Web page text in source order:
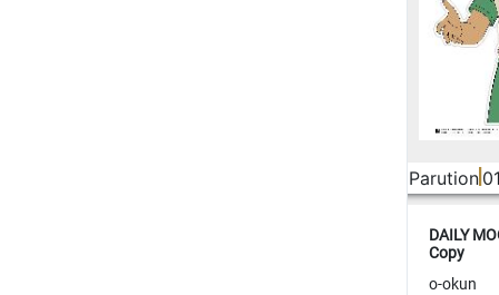
Parution
DAILY
Copy
o-okun